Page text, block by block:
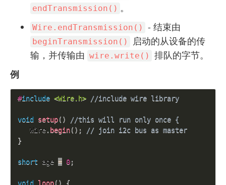
endTransmission() 。
Wire.endTransmission() - 结束由
beginTransmission()
启动的从设备的传
输，并传输由 wire.write() 排队的字节。
例
#include <Wire.h> //include wire library
void setup( )
//this will run only once {
   Wire
. begin( ) ;
// join i2c bus as master
}
short age = 0;
void loop( ) {